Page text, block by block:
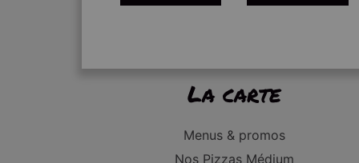
La carte
Menus & promos
Nos Pizzas Médium